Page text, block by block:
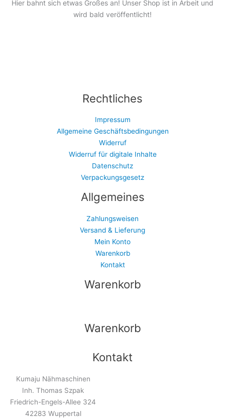
Hier bahnt sich etwas Großes an! Unser Shop ist in Arbeit und
wird bald veröffentlicht!
Rechtliches
Impressum
Allgemeine Geschäftsbedingungen
Widerruf
Widerruf für digitale Inhalte
Datenschutz
Verpackungsgesetz
Allgemeines
Zahlungsweisen
Versand & Lieferung
Mein Konto
Warenkorb
Kontakt
Warenkorb
Warenkorb
Kontakt
Kumaju Nähmaschinen
Inh. Thomas Szpak
Friedrich-Engels-Allee 324
42283 Wuppertal